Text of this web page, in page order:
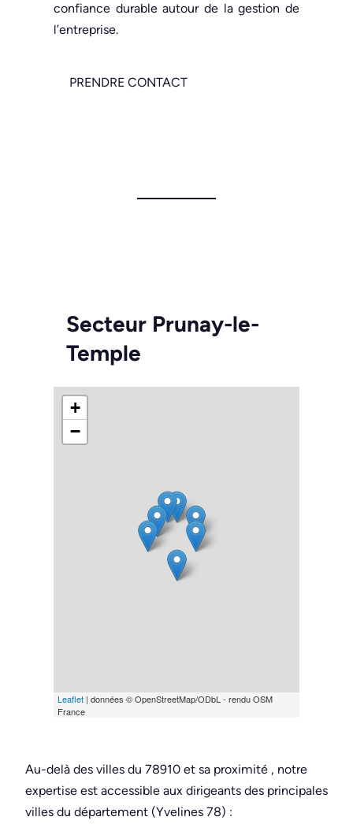
confiance durable autour de la gestion de
l’entreprise.
PRENDRE CONTACT
Secteur Prunay-le-
Temple
+
−
Leaflet | données © OpenStreetMap/ODbL - rendu OSM
France
Au-delà des villes du 78910 et sa proximité , notre
expertise est accessible aux dirigeants des principales
villes du département (Yvelines 78) :